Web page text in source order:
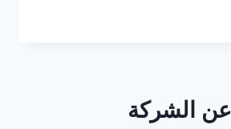
عن الشركة